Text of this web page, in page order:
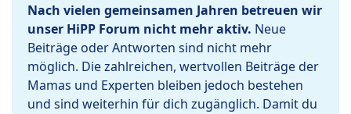
Nach vielen gemeinsamen Jahren betreuen wir
unser HiPP Forum nicht mehr aktiv. Neue
Beiträge oder Antworten sind nicht mehr
möglich. Die zahlreichen, wertvollen Beiträge der
Mamas und Experten bleiben jedoch bestehen
und sind weiterhin für dich zugänglich. Damit du